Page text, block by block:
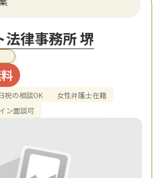
法律事務所 堺
祝の相談OK
女性弁護士在籍
ン面談可